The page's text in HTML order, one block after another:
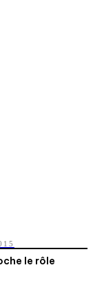
le rôle